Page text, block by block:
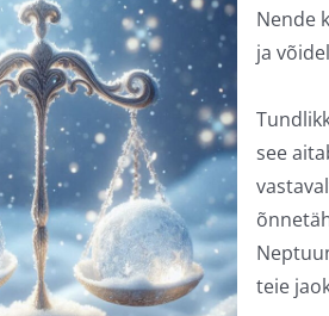
Nende
ja
see
teie